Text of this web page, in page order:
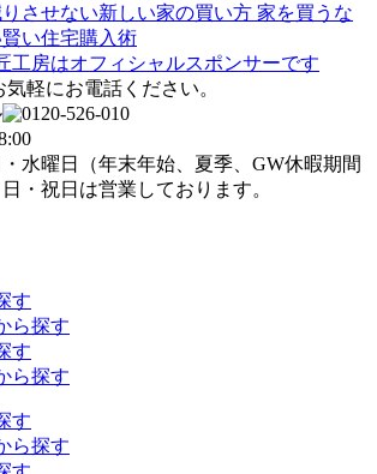
水曜日
（年末年始、夏季、GW休暇期間
・祝日は営業しております。